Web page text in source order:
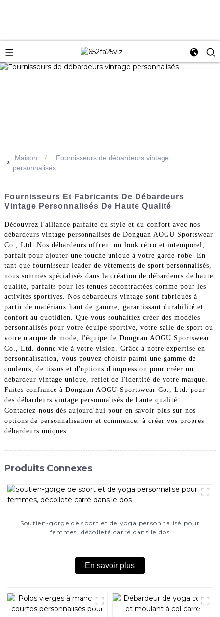
>> Maison
Fournisseurs de débardeurs vintage
personnalisés
Fournisseurs Et Fabricants De Débardeurs
Vintage Personnalisés De Haute Qualité
Découvrez l'alliance parfaite du style et du confort avec nos
débardeurs vintage personnalisés de Donguan AOGU Sportswear
Co., Ltd. Nos débardeurs offrent un look rétro et intemporel,
parfait pour ajouter une touche unique à votre garde-robe. En
tant que fournisseur leader de vêtements de sport personnalisés,
nous sommes spécialisés dans la création de débardeurs de haute
qualité, parfaits pour les tenues décontractées comme pour les
activités sportives. Nos débardeurs vintage sont fabriqués à
partir de matériaux haut de gamme, garantissant durabilité et
confort au quotidien. Que vous souhaitiez créer des modèles
personnalisés pour votre équipe sportive, votre salle de sport ou
votre marque de mode, l'équipe de Donguan AOGU Sportswear
Co., Ltd. donne vie à votre vision. Grâce à notre expertise en
personnalisation, vous pouvez choisir parmi une gamme de
couleurs, de tissus et d'options d'impression pour créer un
débardeur vintage unique, reflet de l'identité de votre marque.
Faites confiance à Donguan AOGU Sportswear Co., Ltd. pour
des débardeurs vintage personnalisés de haute qualité.
Contactez-nous dès aujourd'hui pour en savoir plus sur nos
options de personnalisation et commencer à créer vos propres
débardeurs uniques.
Produits Connexes
Soutien-gorge de sport et de yoga personnalisé pour
femmes, décolleté carré dans le dos
En savoir plus